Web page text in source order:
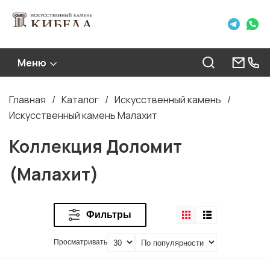
Меню
Строка
навигации
Главная Каталог
Искусственный камень
Искусственный камень Малахит
Коллекция Доломит
(Малахит)
Фильтры
Просматривать